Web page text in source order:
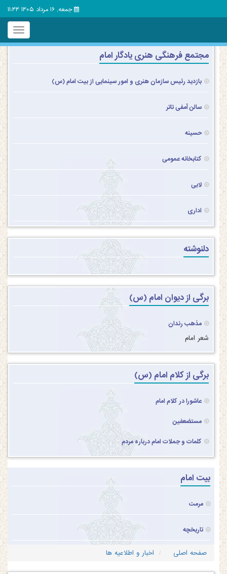
جمعه, 16 مرداد 1405 11:44
Toggle
مجتمع فرهنگی هنری یادگار امام
بازدید رئیس سازمان هنری و امور سینمایی از بیت امام (س)
سالن آمفی تاتر
حسینه
کتابخانه عمومی
لابی
اداری
دلنوشته
برگی از دیوان امام (س)
مذهب رندان
شعر امام
برگی از کلام امام (س)
عاشورا در کلام امام
مستضعفین
کلمات و جملات امام درباره مردم
بیت امام
مرمت
تاریخچه
صفحه اصلی اخبار و اطلاعیه ها